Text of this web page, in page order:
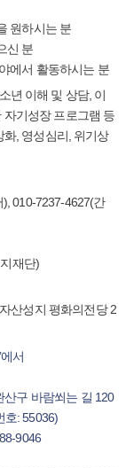
원하시는 분
신 분
에서 활동하시는 분
년 이해 및 상담, 이
자기성장 프로그램 등
화, 영성심리, 위기상
010-7237-4627(간
재단)
산성지 평화의전당 2
서
산구 바람쐬는 길 120
호: 55036)
9046